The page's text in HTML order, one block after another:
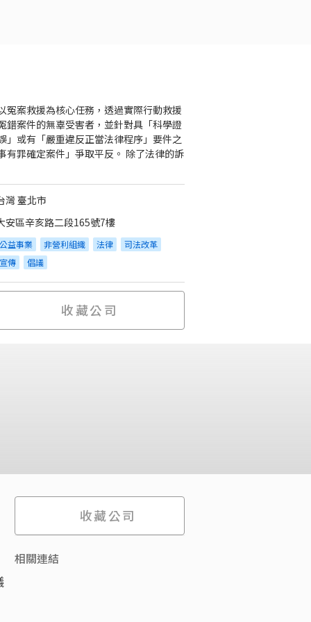
冤案救援為核心任務，透過實際行動救援
錯案件的無辜受害者，並針對具「科學證
」或有「嚴重違反正當法律程序」要件之
事有罪確定案件」爭取平反。 除了法律的訴
灣 臺北市
安區辛亥路二段165號7樓
公益事業 非營利組織 法律
司法改革
宣傳
倡議
收藏公司
收藏公司
相關連結